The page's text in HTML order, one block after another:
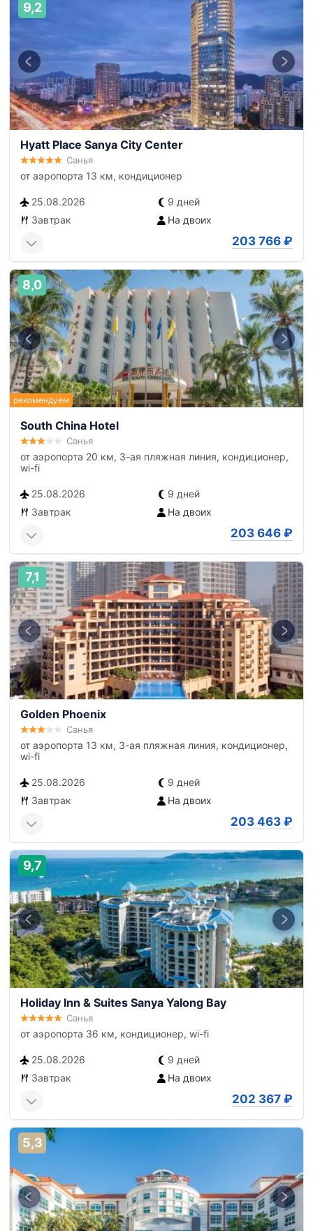
9,2
Hyatt Place Sanya City Center
Санья
от аэропорта 13 км, кондиционер
25.08.2026
9 дней
Завтрак
На двоих
203 766 ₽
8,0
South China Hotel
Санья
от аэропорта 20 км, 3-ая пляжная линия, кондиционер,
wi-fi
25.08.2026
9 дней
Завтрак
На двоих
203 646 ₽
7,1
Golden Phoenix
Санья
от аэропорта 13 км, 3-ая пляжная линия, кондиционер,
wi-fi
25.08.2026
9 дней
Завтрак
На двоих
203 463 ₽
9,7
Holiday Inn & Suites Sanya Yalong Bay
Санья
от аэропорта 36 км, кондиционер, wi-fi
25.08.2026
9 дней
Завтрак
На двоих
202 367 ₽
5,3